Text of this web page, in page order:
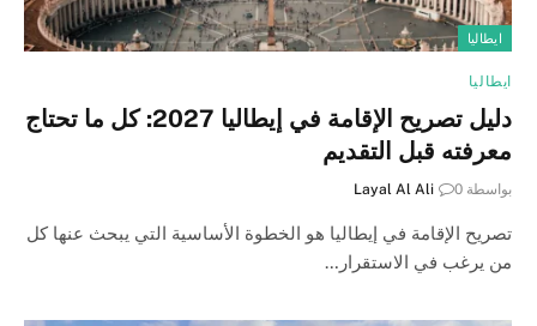
ايطاليا
ايطاليا
دليل تصريح الإقامة في إيطاليا 2027: كل ما تحتاج
معرفته قبل التقديم
بواسطة Layal Al Ali 0
تصريح الإقامة في إيطاليا هو الخطوة الأساسية التي يبحث عنها كل
من يرغب في الاستقرار…